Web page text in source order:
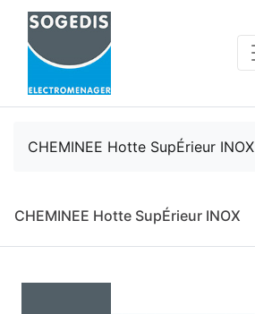
CHEMINEE Hotte SupÉrieur INOX
CHEMINEE Hotte SupÉrieur INOX